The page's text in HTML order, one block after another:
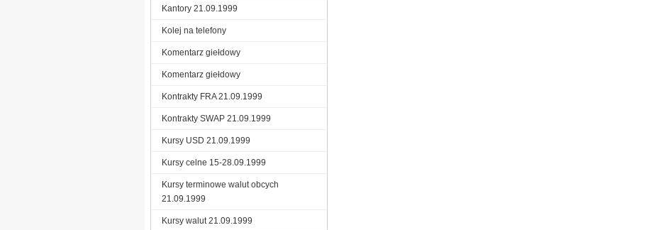
Kantory 21.09.1999
Kolej na telefony
Komentarz giełdowy
Komentarz giełdowy
Kontrakty FRA 21.09.1999
Kontrakty SWAP 21.09.1999
Kursy USD 21.09.1999
Kursy celne 15-28.09.1999
Kursy terminowe walut obcych
21.09.1999
Kursy walut 21.09.1999